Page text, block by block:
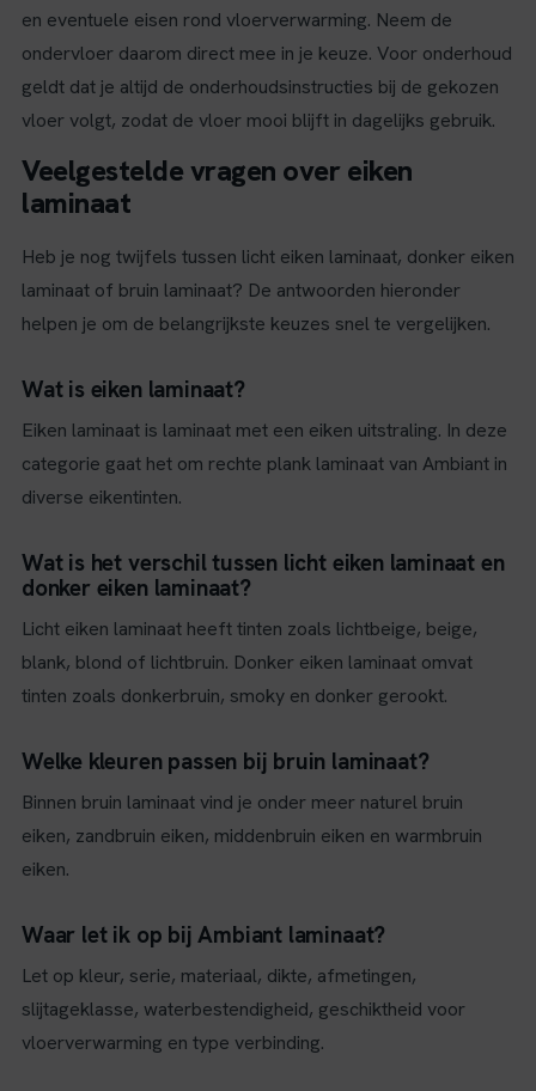
en eventuele eisen rond vloerverwarming. Neem de
ondervloer daarom direct mee in je keuze. Voor onderhoud
geldt dat je altijd de onderhoudsinstructies bij de gekozen
vloer volgt, zodat de vloer mooi blijft in dagelijks gebruik.
Veelgestelde vragen over eiken
laminaat
Heb je nog twijfels tussen licht eiken laminaat, donker eiken
laminaat of bruin laminaat? De antwoorden hieronder
helpen je om de belangrijkste keuzes snel te vergelijken.
Wat is eiken laminaat?
Eiken laminaat is laminaat met een eiken uitstraling. In deze
categorie gaat het om rechte plank laminaat van Ambiant in
diverse eikentinten.
Wat is het verschil tussen licht eiken laminaat en
donker eiken laminaat?
Licht eiken laminaat heeft tinten zoals lichtbeige, beige,
blank, blond of lichtbruin. Donker eiken laminaat omvat
tinten zoals donkerbruin, smoky en donker gerookt.
Welke kleuren passen bij bruin laminaat?
Binnen bruin laminaat vind je onder meer naturel bruin
eiken, zandbruin eiken, middenbruin eiken en warmbruin
eiken.
Waar let ik op bij Ambiant laminaat?
Let op kleur, serie, materiaal, dikte, afmetingen,
slijtageklasse, waterbestendigheid, geschiktheid voor
vloerverwarming en type verbinding.